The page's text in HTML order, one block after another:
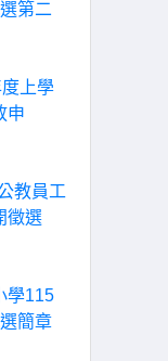
第二
上學
申
教員工
徵選
學115
簡章